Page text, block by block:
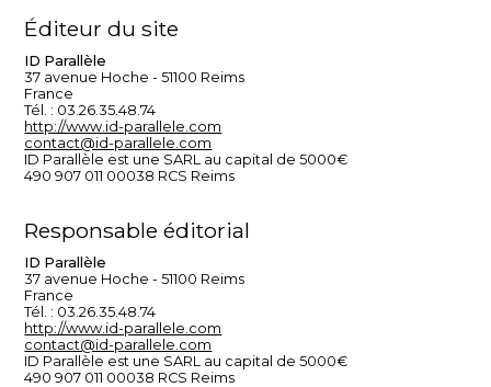
Éditeur du site
ID Parallèle
37 avenue Hoche - 51100 Reims
France
Tél. : 03.26.35.48.74
http://www.id-parallele.com
contact@id-parallele.com
ID Parallèle est une SARL au capital de 5000€
490 907 011 00038 RCS Reims
Responsable éditorial
ID Parallèle
37 avenue Hoche - 51100 Reims
France
Tél. : 03.26.35.48.74
http://www.id-parallele.com
contact@id-parallele.com
ID Parallèle est une SARL au capital de 5000€
490 907 011 00038 RCS Reims